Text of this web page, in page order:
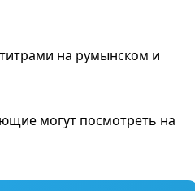
на румынском и
могут посмотреть на